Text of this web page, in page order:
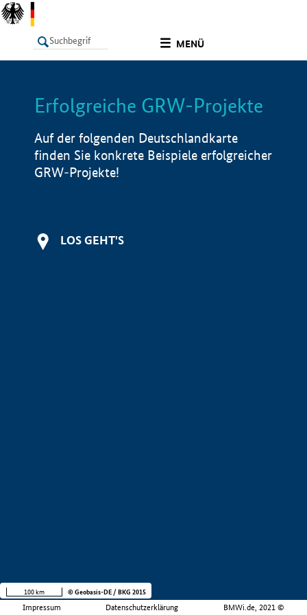
MENÜ
LISTE Info
Erfolgreiche GRW-Projekte
Auf der folgenden Deutschlandkarte
finden Sie konkrete Beispiele erfolgreicher
GRW-Projekte!
LOS GEHT'S
Impressum Datenschutzerklärung BMWi.de, 2021 ©
100 km © Geobasis-DE / BKG 2015